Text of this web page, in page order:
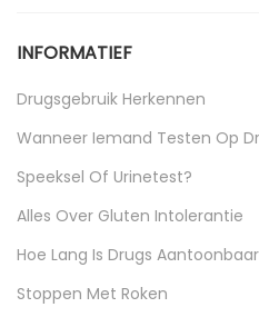
INFORMATIEF
Drugsgebruik Herkennen
Wanneer Iemand Testen Op
Speeksel Of Urinetest?
Alles Over Gluten Intolerantie
Hoe Lang Is Drugs Aantoonbaar
Stoppen Met Roken